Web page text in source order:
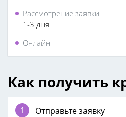
Рассмотрение заявки
1-3 дня
Онлайн
Как получить
Отправьте заявку